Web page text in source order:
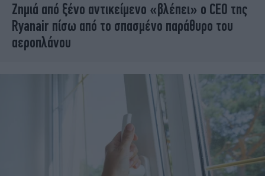
Ζημιά από ξένο αντικείμενο «βλέπει» ο CEO της
Ryanair πίσω από το σπασμένο παράθυρο του
αεροπλάνου